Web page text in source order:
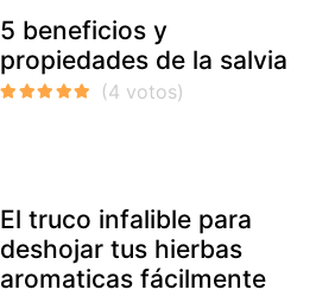
5 beneficios y
propiedades de la salvia
El truco infalible para
deshojar tus hierbas
aromaticas fácilmente